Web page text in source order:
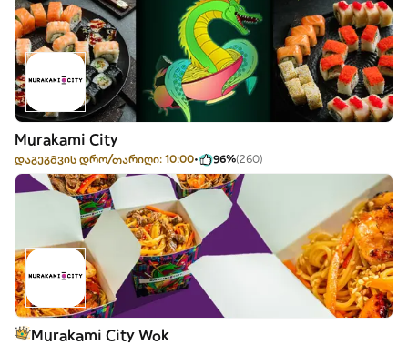
Murakami City
დაგეგმვის დრო/თარიღი: 10:00 96%(260)
Murakami City Wok